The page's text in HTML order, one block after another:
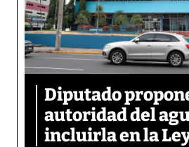
Diputado
autoridad del
incluirla en la